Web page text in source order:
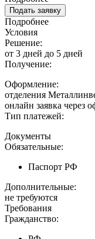
Подать заявку
Подробнее
Условия
Решение:
от 3 дней до 5 дней
Получение:
Оформление:
отделения
онлайн заявка через
Тип платежей:
Документы
Обязательные:
Паспорт РФ
Дополнительные:
не требуются
Требования
Гражданство: